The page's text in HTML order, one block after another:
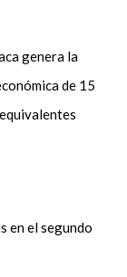
genera la
de 15
en el segundo